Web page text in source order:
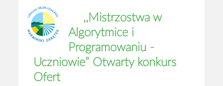
,,Mistrzostwa w
Algorytmice i
Programowaniu -
Uczniowie” Otwarty konkurs
Ofert